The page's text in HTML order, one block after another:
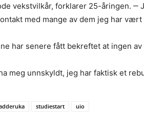
vekstvilkår, forklarer 25-åringen.
med mange av dem jeg har vært
har senere fått bekreftet at ingen
meg unnskyldt, jeg har faktisk et
studiestart uio